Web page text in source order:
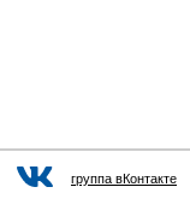
группа вКонтакте